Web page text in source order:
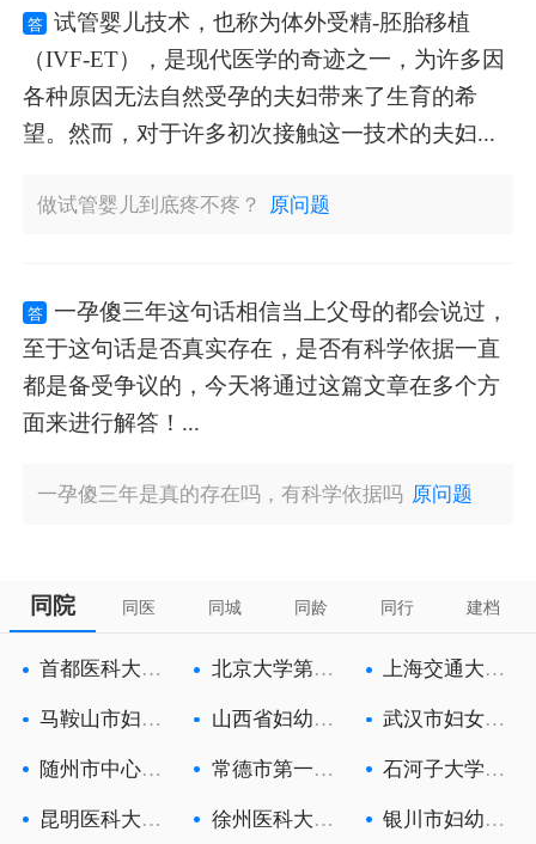
答
试管婴儿技术，也称为体外受精-胚胎移植
（IVF-ET），是现代医学的奇迹之一，为许多因
各种原因无法自然受孕的夫妇带来了生育的希
望。然而，对于许多初次接触这一技术的夫妇...
做试管婴儿到底疼不疼？ 原问题
答
一孕傻三年这句话相信当上父母的都会说过，
至于这句话是否真实存在，是否有科学依据一直
都是备受争议的，今天将通过这篇文章在多个方
面来进行解答！...
一孕傻三年是真的存在吗，有科学依据吗 原问题
同院 同医 同城 同龄 同行 建档
首都医科大学
北京大学第三
上海交通大学
马鞍山市妇幼
山西省妇幼保
武汉市妇女儿
随州市中心医
常德市第一人
石河子大学医
昆明医科大学
徐州医科大学
银川市妇幼保